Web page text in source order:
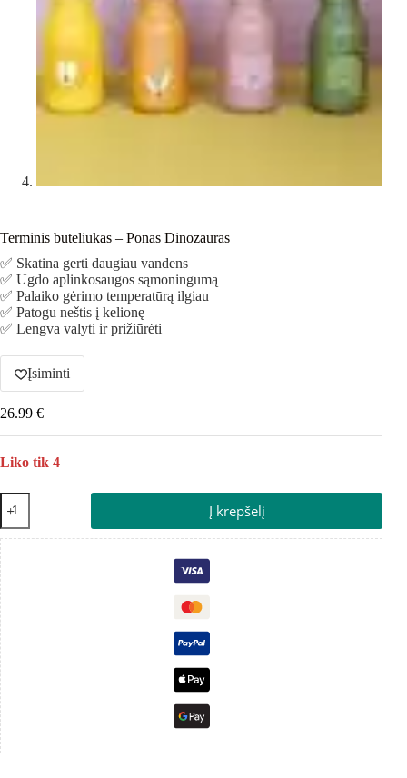
Terminis buteliukas – Ponas Dinozauras
✅ Skatina gerti daugiau vandens
✅ Ugdo aplinkosaugos sąmoningumą
✅ Palaiko gėrimo temperatūrą ilgiau
✅ Patogu neštis į kelionę
✅ Lengva valyti ir prižiūrėti
Įsiminti
26.99 €
Liko tik 4
Į krepšelį